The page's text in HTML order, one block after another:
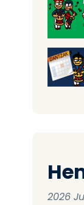
2026